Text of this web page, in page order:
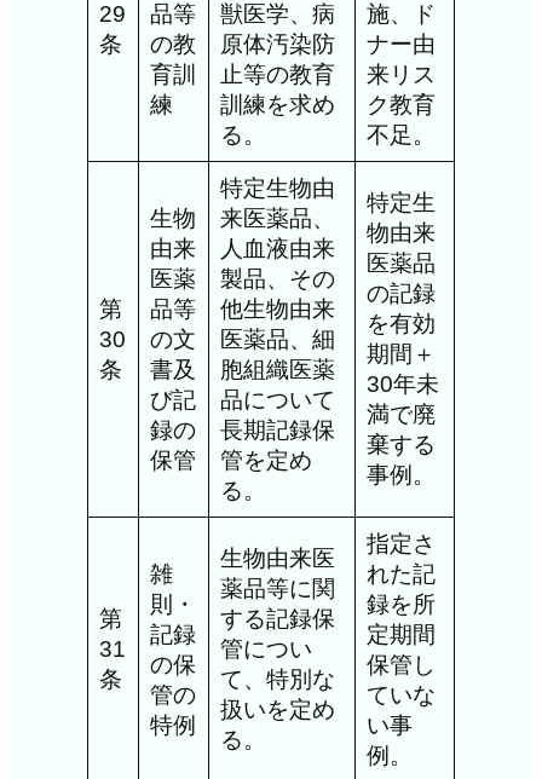
29
条
品等
の教
育訓
練
獣医学、病
原体汚染防
止等の教育
訓練を求め
る。
施、ド
ナー由
来リス
ク教育
不足。
第
30
条
生物
由来
医薬
品等
の文
書及
び記
録の
保管
特定生物由
来医薬品、
人血液由来
製品、その
他生物由来
医薬品、細
胞組織医薬
品について
長期記録保
管を定め
る。
特定生
物由来
医薬品
の記録
を有効
期間＋
30年未
満で廃
棄する
事例。
第
31
条
雑
則・
記録
の保
管の
特例
生物由来医
薬品等に関
する記録保
管につい
て、特別な
扱いを定め
る。
指定さ
れた記
録を所
定期間
保管し
ていな
い事
例。